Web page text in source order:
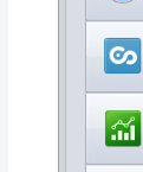
Online